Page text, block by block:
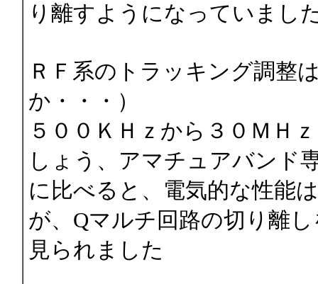
り離すようになっていまし
ＲＦ系のトラッキング調整
か・・・）
５００ＫＨｚから３０ＭＨ
しょう、アマチュアバンド
に比べると、電気的な性能
が、Qマルチ回路の切り離
見られました